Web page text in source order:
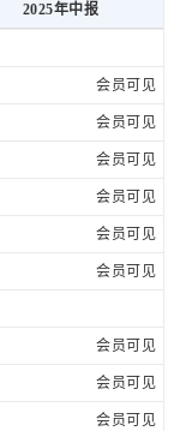
2025年中报
会员可见
会员可见
会员可见
会员可见
会员可见
会员可见
会员可见
会员可见
会员可见